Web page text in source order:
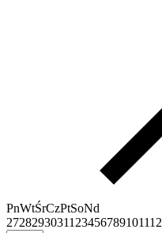
PnWtŚrCzPtSoNd
27282930311 23456789101112